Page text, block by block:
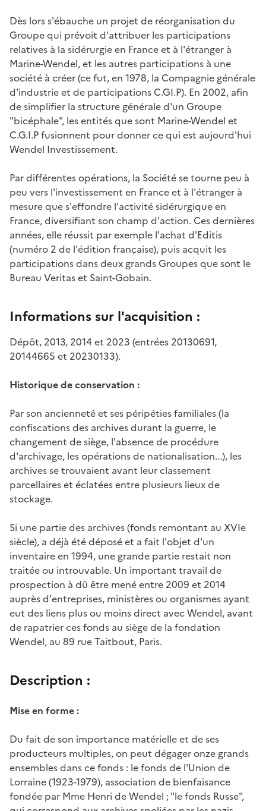
Dès lors s'ébauche un projet de réorganisation du
Groupe qui prévoit d'attribuer les participations
relatives à la sidérurgie en France et à l'étranger à
Marine-Wendel, et les autres participations à une
société à créer (ce fut, en 1978, la Compagnie générale
d'industrie et de participations C.GI.P). En 2002, afin
de simplifier la structure générale d'un Groupe
"bicéphale", les entités que sont Marine-Wendel et
C.G.I.P fusionnent pour donner ce qui est aujourd'hui
Wendel Investissement.
Par différentes opérations, la Société se tourne peu à
peu vers l'investissement en France et à l'étranger à
mesure que s'effondre l'activité sidérurgique en
France, diversifiant son champ d'action. Ces dernières
années, elle réussit par exemple l'achat d'Editis
(numéro 2 de l'édition française), puis acquit les
participations dans deux grands Groupes que sont le
Bureau Veritas et Saint-Gobain.
Informations sur l'acquisition :
Dépôt, 2013, 2014 et 2023 (entrées 20130691,
20144665 et 20230133).
Historique de conservation :
Par son ancienneté et ses péripéties familiales (la
confiscations des archives durant la guerre, le
changement de siège, l'absence de procédure
d'archivage, les opérations de nationalisation...), les
archives se trouvaient avant leur classement
parcellaires et éclatées entre plusieurs lieux de
stockage.
Si une partie des archives (fonds remontant au XVIe
siècle), a déjà été déposé et a fait l'objet d'un
inventaire en 1994, une grande partie restait non
traitée ou introuvable. Un important travail de
prospection à dû être mené entre 2009 et 2014
auprès d'entreprises, ministères ou organismes ayant
eut des liens plus ou moins direct avec Wendel, avant
de rapatrier ces fonds au siège de la fondation
Wendel, au 89 rue Taitbout, Paris.
Description :
Mise en forme :
Du fait de son importance matérielle et de ses
producteurs multiples, on peut dégager onze grands
ensembles dans ce fonds : le fonds de l'Union de
Lorraine (1923-1979), association de bienfaisance
fondée par Mme Henri de Wendel ; "le fonds Russe",